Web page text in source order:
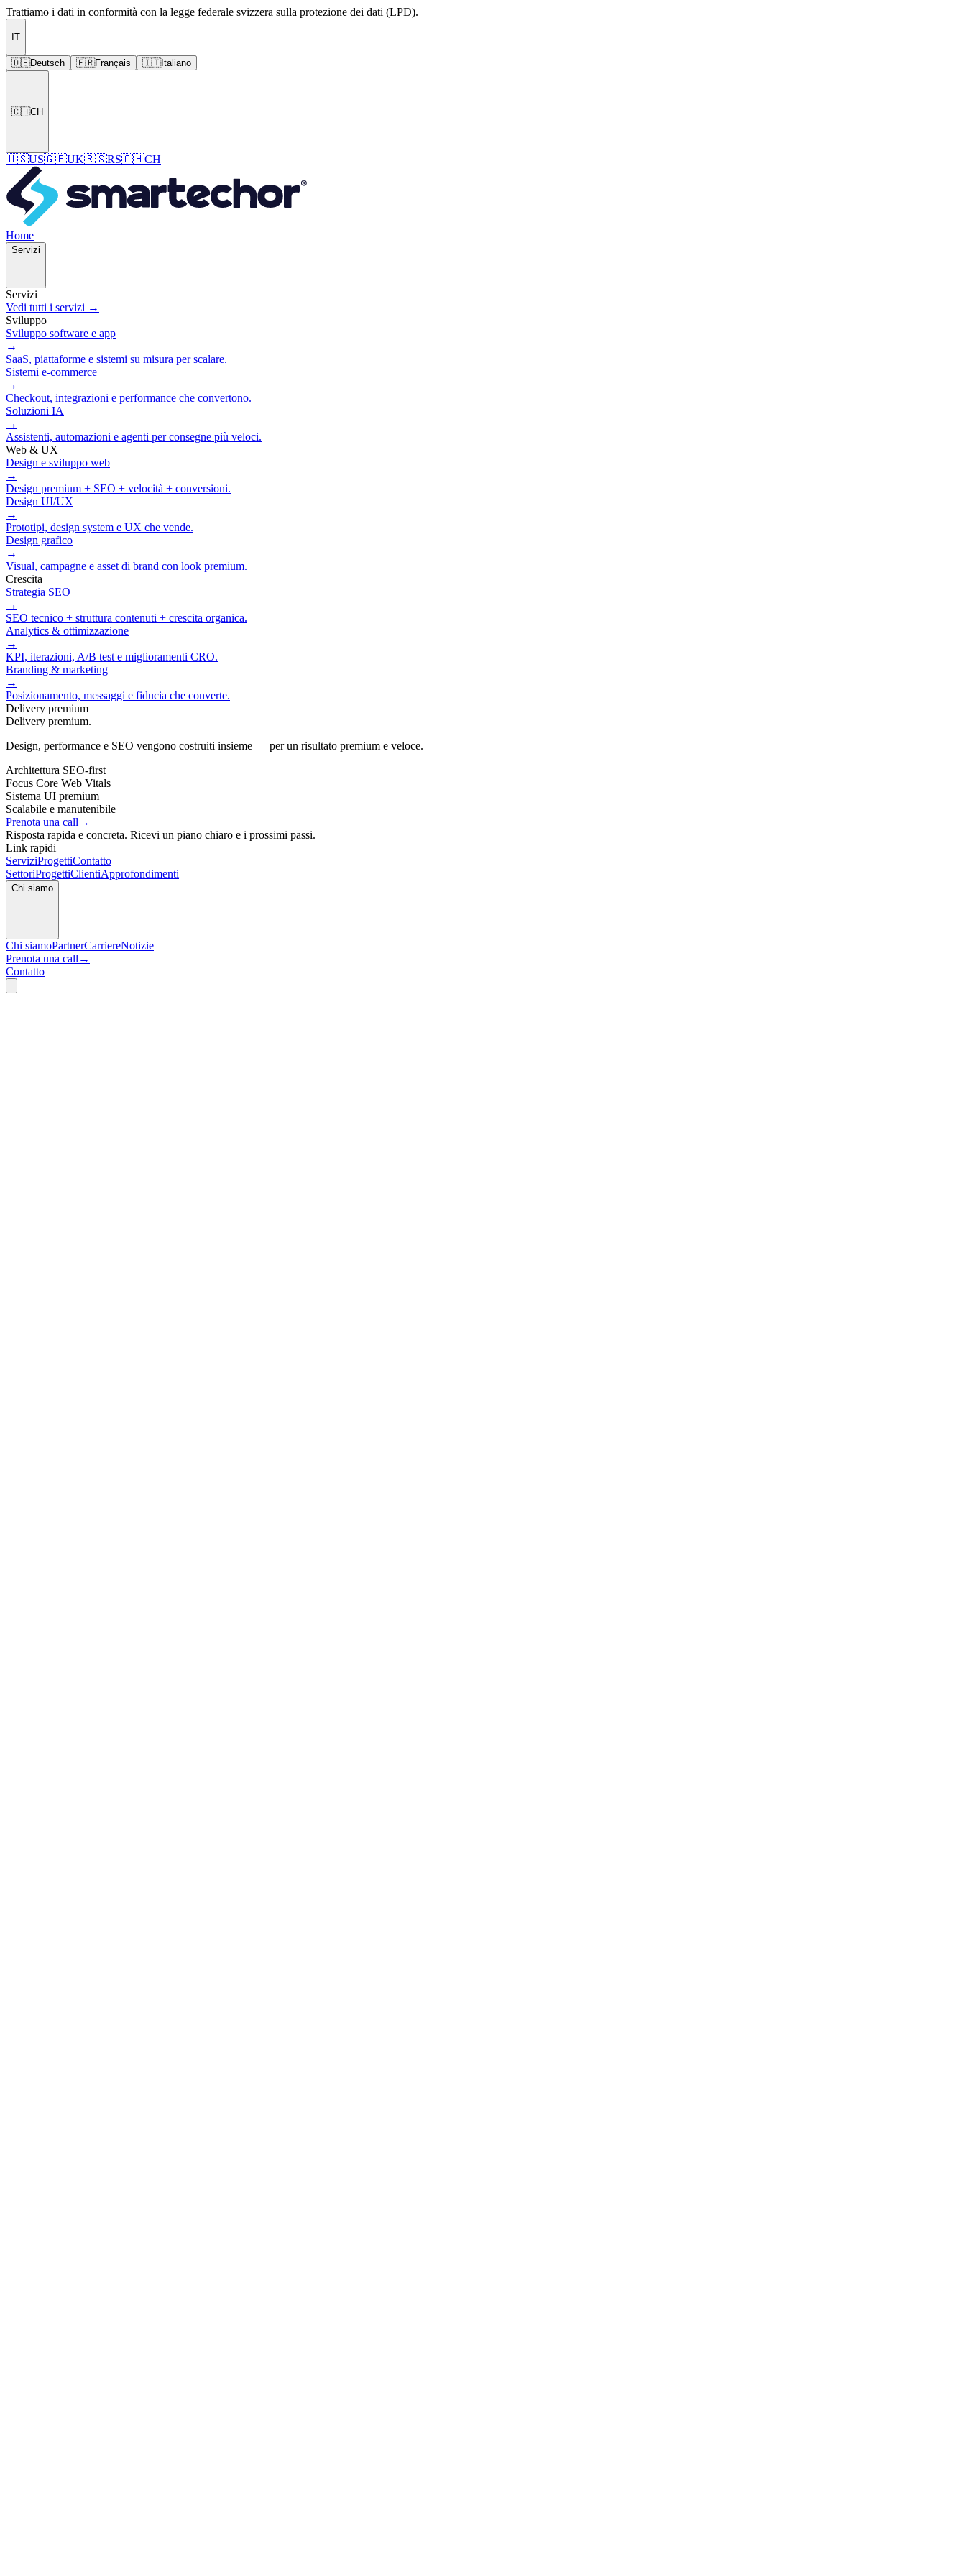
Trattiamo i dati in conformità con la legge federale svizzera sulla protezione dei dati (LPD).
IT
🇩🇪Deutsch 🇫🇷Français 🇮🇹Italiano
🇨🇭CH
🇺🇸US🇬🇧UK🇷🇸RS🇨🇭CH
Home
Servizi
Servizi
Vedi tutti i servizi →
Sviluppo
Sviluppo software e app
→
SaaS, piattaforme e sistemi su misura per scalare.
Sistemi e‑commerce
→
Checkout, integrazioni e performance che convertono.
Soluzioni IA
→
Assistenti, automazioni e agenti per consegne più veloci.
Web & UX
Design e sviluppo web
→
Design premium + SEO + velocità + conversioni.
Design UI/UX
→
Prototipi, design system e UX che vende.
Design grafico
→
Visual, campagne e asset di brand con look premium.
Crescita
Strategia SEO
→
SEO tecnico + struttura contenuti + crescita organica.
Analytics & ottimizzazione
→
KPI, iterazioni, A/B test e miglioramenti CRO.
Branding & marketing
→
Posizionamento, messaggi e fiducia che converte.
Delivery premium
Delivery premium.
Design, performance e SEO vengono costruiti insieme — per un risultato premium e veloce.
Architettura SEO‑first
Focus Core Web Vitals
Sistema UI premium
Scalabile e manutenibile
Prenota una call →
Risposta rapida e concreta. Ricevi un piano chiaro e i prossimi passi.
Link rapidi
ServiziProgettiContatto
SettoriProgettiClientiApprofondimenti
Chi siamo
Chi siamoPartnerCarriereNotizie
Prenota una call →
Contatto